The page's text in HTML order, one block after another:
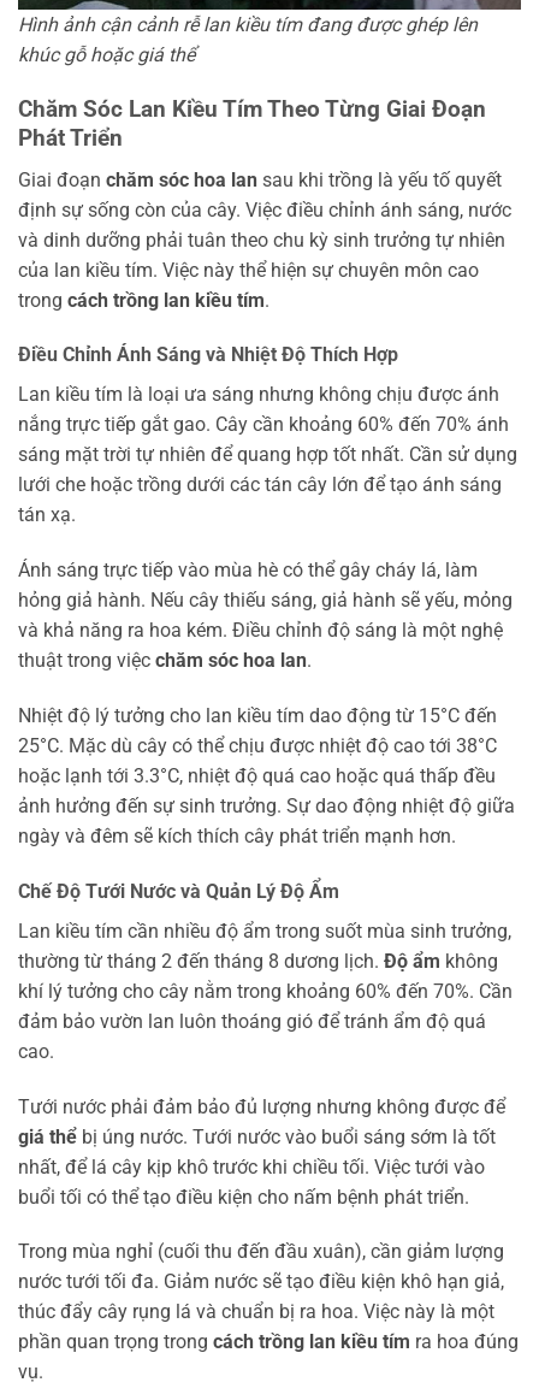
Hình ảnh cận cảnh rễ lan kiều tím đang được ghép lên
khúc gỗ hoặc giá thể
Chăm Sóc Lan Kiều Tím Theo Từng Giai Đoạn
Phát Triển
Giai đoạn chăm sóc hoa lan sau khi trồng là yếu tố quyết
định sự sống còn của cây. Việc điều chỉnh ánh sáng, nước
và dinh dưỡng phải tuân theo chu kỳ sinh trưởng tự nhiên
của lan kiều tím. Việc này thể hiện sự chuyên môn cao
trong cách trồng lan kiều tím.
Điều Chỉnh Ánh Sáng và Nhiệt Độ Thích Hợp
Lan kiều tím là loại ưa sáng nhưng không chịu được ánh
nắng trực tiếp gắt gao. Cây cần khoảng 60% đến 70% ánh
sáng mặt trời tự nhiên để quang hợp tốt nhất. Cần sử dụng
lưới che hoặc trồng dưới các tán cây lớn để tạo ánh sáng
tán xạ.
Ánh sáng trực tiếp vào mùa hè có thể gây cháy lá, làm
hỏng giả hành. Nếu cây thiếu sáng, giả hành sẽ yếu, mỏng
và khả năng ra hoa kém. Điều chỉnh độ sáng là một nghệ
thuật trong việc chăm sóc hoa lan.
Nhiệt độ lý tưởng cho lan kiều tím dao động từ 15°C đến
25°C. Mặc dù cây có thể chịu được nhiệt độ cao tới 38°C
hoặc lạnh tới 3.3°C, nhiệt độ quá cao hoặc quá thấp đều
ảnh hưởng đến sự sinh trưởng. Sự dao động nhiệt độ giữa
ngày và đêm sẽ kích thích cây phát triển mạnh hơn.
Chế Độ Tưới Nước và Quản Lý Độ Ẩm
Lan kiều tím cần nhiều độ ẩm trong suốt mùa sinh trưởng,
thường từ tháng 2 đến tháng 8 dương lịch. Độ ẩm không
khí lý tưởng cho cây nằm trong khoảng 60% đến 70%. Cần
đảm bảo vườn lan luôn thoáng gió để tránh ẩm độ quá
cao.
Tưới nước phải đảm bảo đủ lượng nhưng không được để
giá thể bị úng nước. Tưới nước vào buổi sáng sớm là tốt
nhất, để lá cây kịp khô trước khi chiều tối. Việc tưới vào
buổi tối có thể tạo điều kiện cho nấm bệnh phát triển.
Trong mùa nghỉ (cuối thu đến đầu xuân), cần giảm lượng
nước tưới tối đa. Giảm nước sẽ tạo điều kiện khô hạn giả,
thúc đẩy cây rụng lá và chuẩn bị ra hoa. Việc này là một
phần quan trọng trong cách trồng lan kiều tím ra hoa đúng
vụ.